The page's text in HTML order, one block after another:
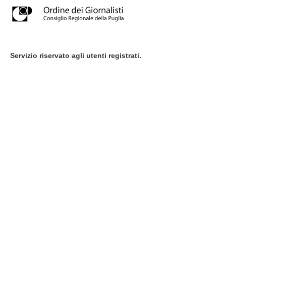
Servizio riservato agli utenti registrati.